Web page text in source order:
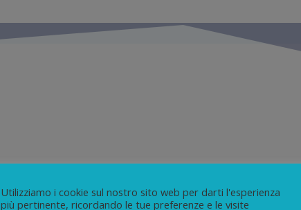
Utilizziamo i cookie sul nostro sito web per darti l'esperienza
più pertinente, ricordando le tue preferenze e le visite